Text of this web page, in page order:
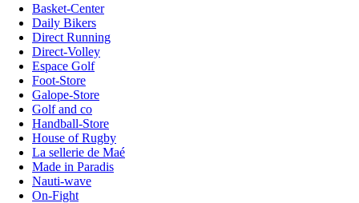
Basket-Center
Daily Bikers
Direct Running
Direct-Volley
Espace Golf
Foot-Store
Galope-Store
Golf and co
Handball-Store
House of Rugby
La sellerie de Maé
Made in Paradis
Nauti-wave
On-Fight